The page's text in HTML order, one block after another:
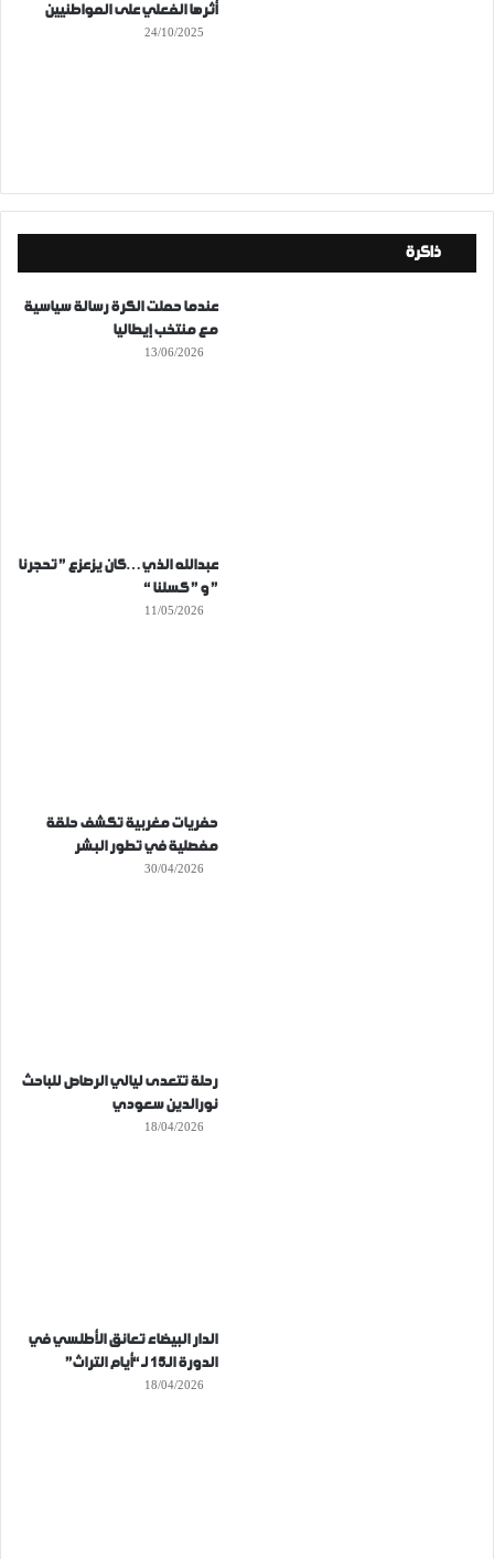
أثرها الفعلي على المواطنيين
24/10/2025
ذاكرة
عندما حملت الكرة رسالة سياسية
مع منتخب إيطاليا
13/06/2026
عبدالله الذي…كان يزعزع ” تحجرنا
” و ” كسلنا “
11/05/2026
حفريات مغربية تكشف حلقة
مفصلية في تطور البشر
30/04/2026
رحلة تتعدى ليالي الرصاص للباحث
نورالدين سعودي
18/04/2026
الدار البيضاء تعانق الأطلسي في
الدورة الـ15 لـ “أيام التراث”
18/04/2026